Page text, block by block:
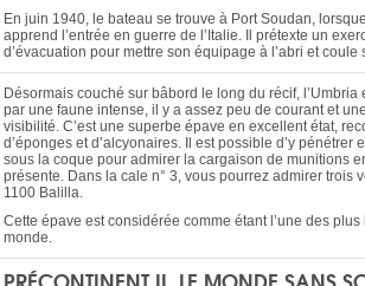
En juin 1940, le bateau se trouve à Port Soudan,
apprend l’entrée en guerre de l’Italie. Il prétexte un
d’évacuation pour mettre son équipage à l’abri et coule
Désormais couché sur bâbord le long du récif, l’Umbria
par une faune intense, il y a assez peu de courant et
visibilité. C’est une superbe épave en excellent état,
d’éponges et d’alcyonaires. Il est possible d’y pénétrer
sous la coque pour admirer la cargaison de munitions
présente. Dans la cale n° 3, vous pourrez admirer trois
1100 Balilla.
Cette épave est considérée comme étant l’une des plus
monde.